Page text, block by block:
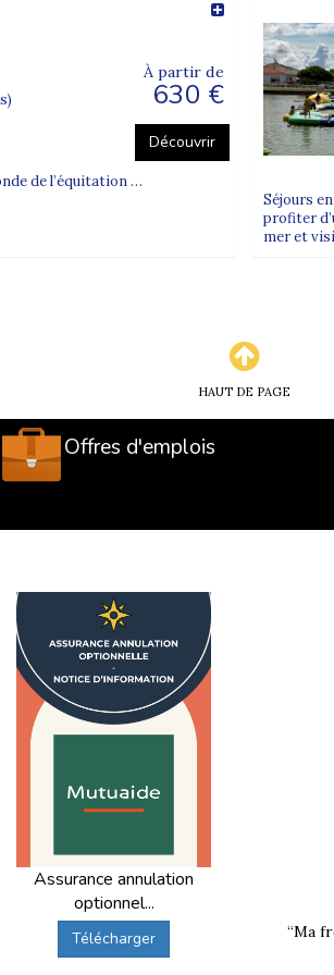
, se déroule en train (souvent en
jusqu’au centre.
(axes Ouest / Sud-Ouest)
(Montparnasse) pour le Sud-Ouest
selon la
encadré par des animateurs.
(académie de Paris) ;
;
de Paris (75) et Île-de-
pour toutes les colonies
le départ “Paris” est proposé
et les options de départ
Lyon ou Montparnasse ?
depuisParis Gare de Lyon , tandis
ou Bayonne selon les cas).
À partir de
630 €
Découvrir
de l’équitation …
Séjours
profiter
mer et
HAUT DE PAGE
Offres d'emplois
Assurance annulation
optionnel...
Télécharger
“Ma